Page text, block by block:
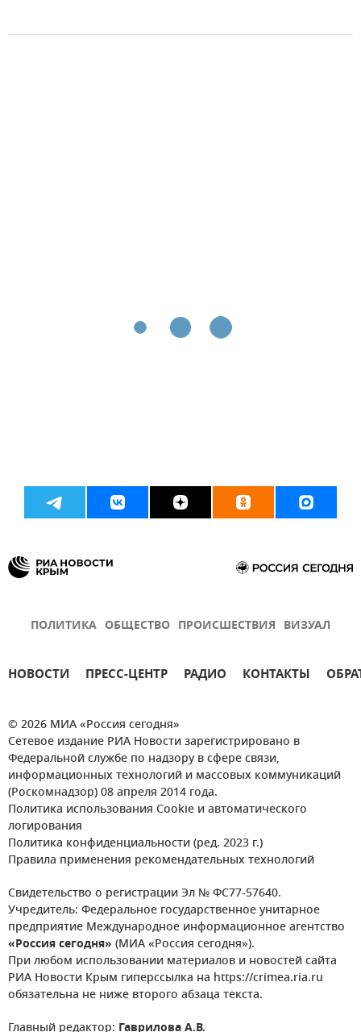
ПОЛИТИКА ОБЩЕСТВО ПРОИСШЕСТВИЯ ВИЗУАЛ
НОВОСТИ ПРЕСС-ЦЕНТР РАДИО КОНТАКТЫ
© 2026 МИА «Россия сегодня»
Сетевое издание РИА Новости зарегистрировано в
Федеральной службе по надзору в сфере связи,
информационных технологий и массовых коммуникаций
(Роскомнадзор) 08 апреля 2014 года.
Политика использования Cookie и автоматического
логирования
Политика конфиденциальности (ред. 2023 г.)
Правила применения рекомендательных технологий
Свидетельство о регистрации Эл № ФС77-57640.
Учредитель: Федеральное государственное унитарное
предприятие Международное информационное агентство
«Россия сегодня» (МИА «Россия сегодня»).
При любом использовании материалов и новостей сайта
РИА Новости Крым гиперссылка на https://crimea.ria.ru
обязательна не ниже второго абзаца текста.